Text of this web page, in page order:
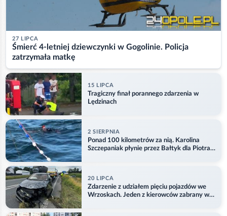
27 LIPCA
Śmierć 4-letniej dziewczynki w Gogolinie. Policja
zatrzymała matkę
15 LIPCA
Tragiczny finał porannego zdarzenia w
Lędzinach
2 SIERPNIA
Ponad 100 kilometrów za nią. Karolina
Szczepaniak płynie przez Bałtyk dla Piotra.
20 LIPCA
Zdarzenie z udziałem pięciu pojazdów we
Wrzoskach. Jeden z kierowców zabrany w